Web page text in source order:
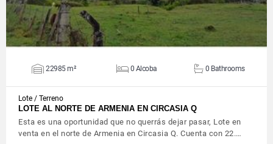
22985 m² 0 Alcoba 0 Bathrooms
Lote / Terreno
LOTE AL NORTE DE ARMENIA EN CIRCASIA Q
Esta es una oportunidad que no querrás dejar pasar, Lote en
venta en el norte de Armenia en Circasia Q. Cuenta con 22.…